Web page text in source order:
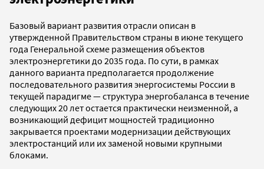
Базовый вариант развития отрасли описан в
утвержденной Правительством страны в июне текущего
года Генеральной схеме размещения объектов
электроэнергетики до 2035 года. По сути, в рамках
данного варианта предполагается продолжение
последовательного развития энергосистемы России в
текущей парадигме — структура энергобаланса в течение
следующих 20 лет остается практически неизменной, а
возникающий дефицит мощностей традиционно
закрывается проектами модернизации действующих
электростанций или их заменой новыми крупными
блоками.